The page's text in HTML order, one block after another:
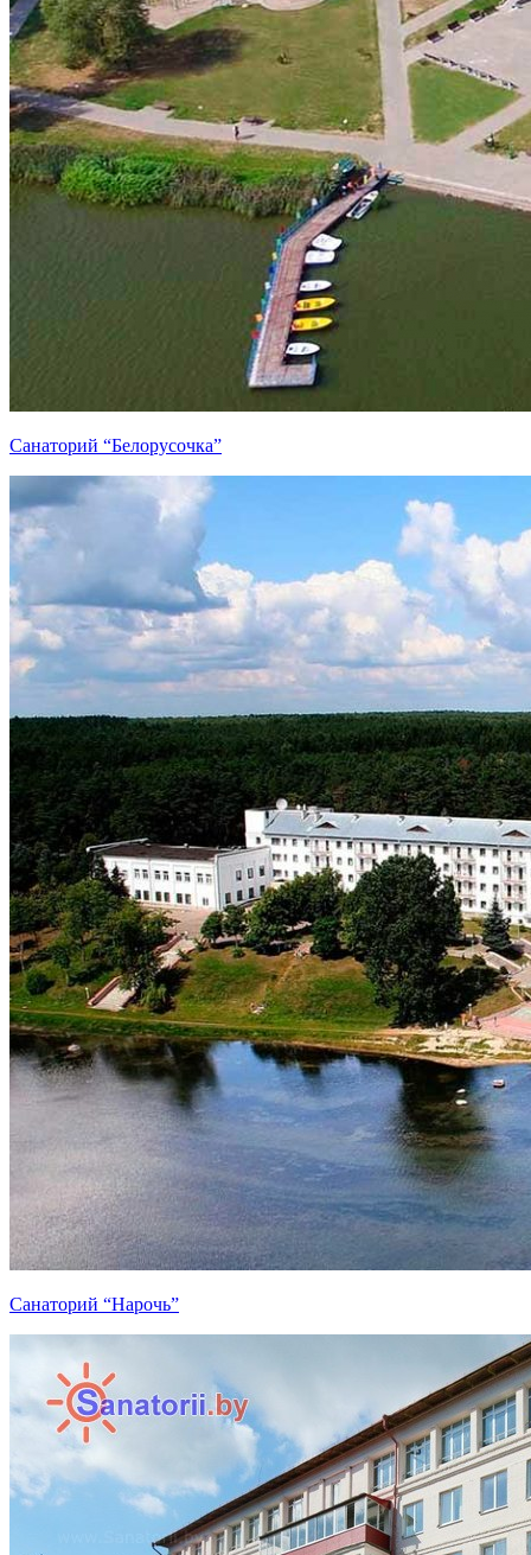
Санаторий “Белорусочка”
Санаторий “Нарочь”